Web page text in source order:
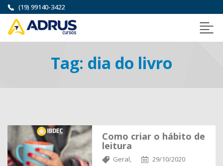
(19) 99140-3422
Tag: dia do livro
Como criar o hábito de
leitura
Geral,
29/10/2020